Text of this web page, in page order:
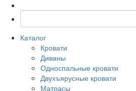
Каталог
Кровати
Диваны
Односпальные кровати
Двухъярусные кровати
Матрасы